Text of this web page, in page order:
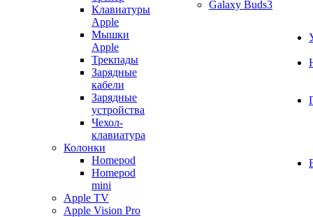
Клавиатуры
Apple
Мышки
Apple
Трекпады
Зарядные
кабели
Зарядные
устройства
Чехол-
клавиатура
Колонки
Homepod
Homepod
mini
Apple TV
Apple Vision Pro
Galaxy Buds3